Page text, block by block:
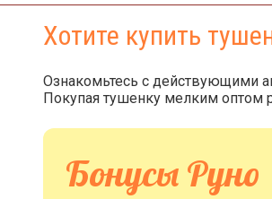
Хотите купить
Ознакомьтесь с действующими
Покупая тушенку мелким оптом
Бонусы Руно